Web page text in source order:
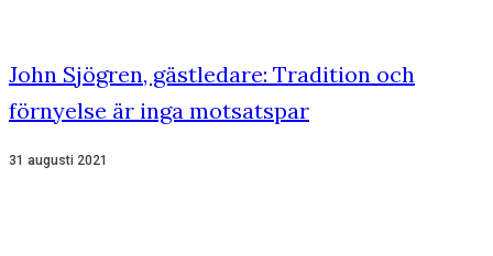
John Sjögren, gästledare: Tradition och
förnyelse är inga motsatspar
31 augusti 2021